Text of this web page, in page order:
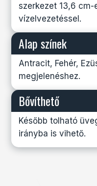
szerkezet 13,6
vízelvezetéssel.
Alap színek
Antracit, Fehér,
megjelenéshez.
Bővíthető
Később tolható
irányba is vihető.